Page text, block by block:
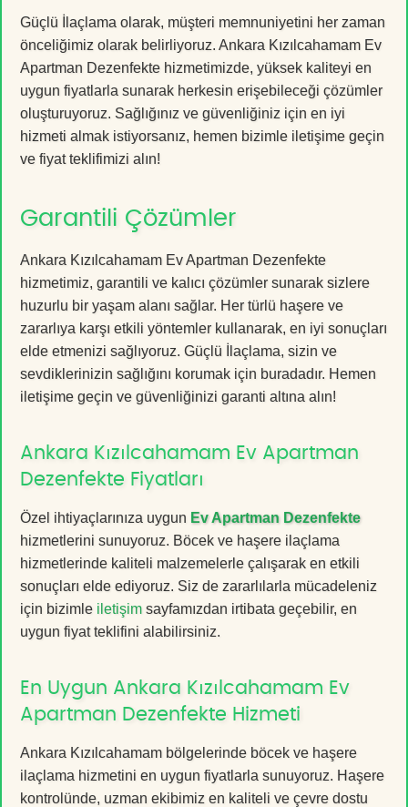
Güçlü İlaçlama olarak, müşteri memnuniyetini her zaman
önceliğimiz olarak belirliyoruz. Ankara Kızılcahamam Ev
Apartman Dezenfekte hizmetimizde, yüksek kaliteyi en
uygun fiyatlarla sunarak herkesin erişebileceği çözümler
oluşturuyoruz. Sağlığınız ve güvenliğiniz için en iyi
hizmeti almak istiyorsanız, hemen bizimle iletişime geçin
ve fiyat teklifimizi alın!
Garantili Çözümler
Ankara Kızılcahamam Ev Apartman Dezenfekte
hizmetimiz, garantili ve kalıcı çözümler sunarak sizlere
huzurlu bir yaşam alanı sağlar. Her türlü haşere ve
zararlıya karşı etkili yöntemler kullanarak, en iyi sonuçları
elde etmenizi sağlıyoruz. Güçlü İlaçlama, sizin ve
sevdiklerinizin sağlığını korumak için buradadır. Hemen
iletişime geçin ve güvenliğinizi garanti altına alın!
Ankara Kızılcahamam Ev Apartman
Dezenfekte Fiyatları
Özel ihtiyaçlarınıza uygun Ev Apartman Dezenfekte
hizmetlerini sunuyoruz. Böcek ve haşere ilaçlama
hizmetlerinde kaliteli malzemelerle çalışarak en etkili
sonuçları elde ediyoruz. Siz de zararlılarla mücadeleniz
için bizimle iletişim sayfamızdan irtibata geçebilir, en
uygun fiyat teklifini alabilirsiniz.
En Uygun Ankara Kızılcahamam Ev
Apartman Dezenfekte Hizmeti
Ankara Kızılcahamam bölgelerinde böcek ve haşere
ilaçlama hizmetini en uygun fiyatlarla sunuyoruz. Haşere
kontrolünde, uzman ekibimiz en kaliteli ve çevre dostu